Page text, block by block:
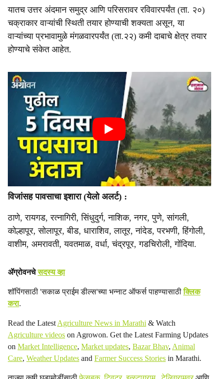
यातच उत्तर अंदमान समुद्र आणि परिसरावर रविवारपर्यंत (ता. २०)
चक्राकार वाऱ्यांची स्थिती तयार होण्याची शक्यता असून, या
वाऱ्यांच्या प्रभावामुळे मंगळवारपर्यंत (ता.२२) कमी दाबाचे क्षेत्र तयार
होण्याचे संकेत आहेत.
विजांसह पावसाचा इशारा (येलो अलर्ट) :
ठाणे, रायगड, रत्नागिरी, सिंधुदुर्ग, नाशिक, नगर, पुणे, सांगली,
कोल्हापूर, सोलापूर, बीड, धाराशिव, लातूर, नांदेड, परभणी, हिंगोली,
वाशीम, अमरावती, यवतमाळ, वर्धा, चंद्रपूर, गडचिरोली, गोंदिया.
ॲग्रोवनचेसदस्य व्हा
शॉपिंगसाठी 'सकाळ प्राईम डील्स'च्या भन्नाट ऑफर्स पाहण्यासाठीक्लिक
करा.
Read the Latest Agriculture News in Marathi & Watch
Agriculture videos on Agrowon. Get the Latest Farming Updates
on Market Intelligence, Market updates, Bazar Bhav, Animal
Care, Weather Updates and Farmer Success Stories in Marathi.